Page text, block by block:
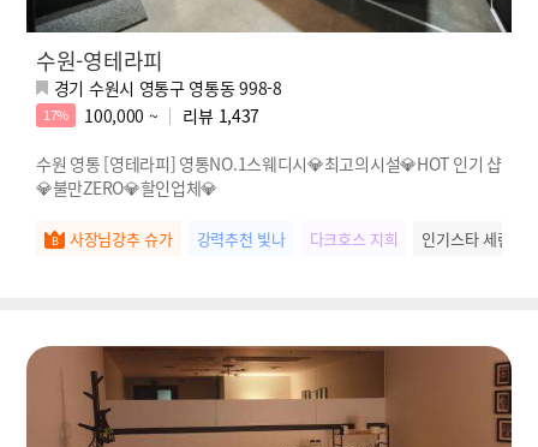
수원-영테라피
경기 수원시 영통구 영통동 998-8
17% 100,000 ~ 리뷰 1,437
수원 영통 [영테라피] 영통NO.1스웨디시💎최고의시설💎HOT 인기 샵
💎불만ZERO💎할인업체💎
사장님강추 슈가 강력추천 빛나 다크호스 지희 인기스타 세린